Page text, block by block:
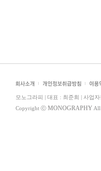
모노그라피 | 대표 : 최준희 | 사업
Copyright ⓒ MONOGRAPHY All